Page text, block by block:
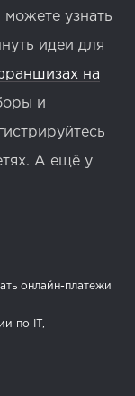
узнать
идеи для
на
и
А ещё у
онлайн-платежи
по IT,